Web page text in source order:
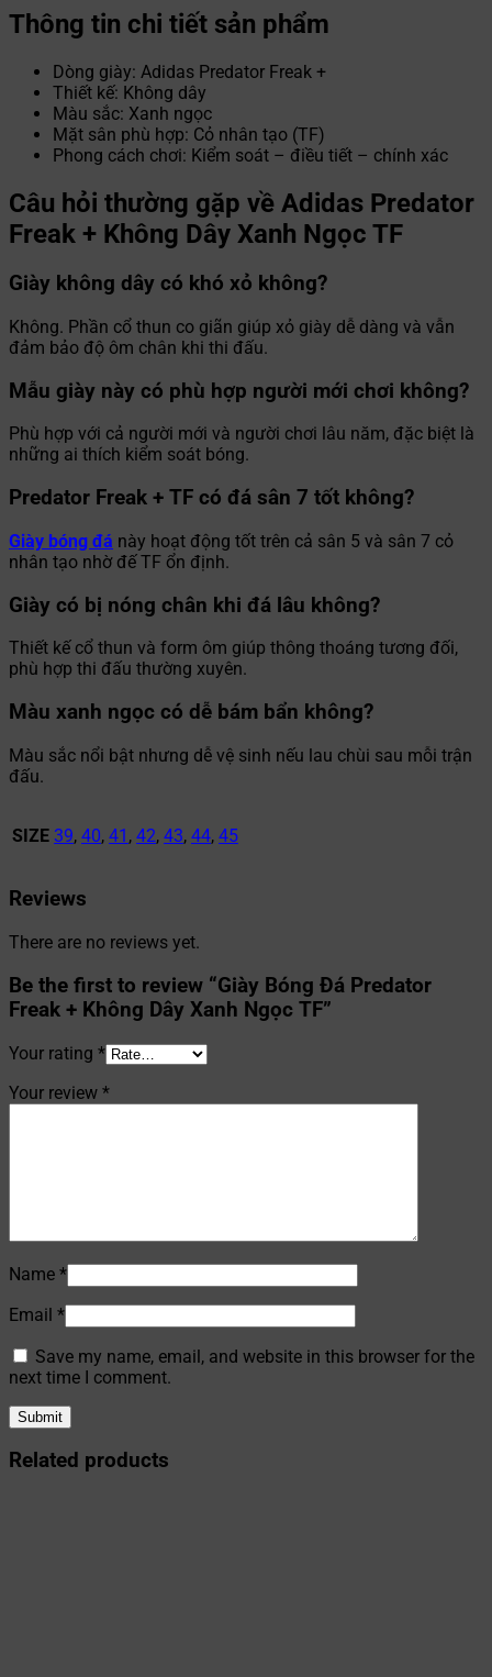
Thông tin chi tiết sản phẩm
Dòng giày: Adidas Predator Freak +
Thiết kế: Không dây
Màu sắc: Xanh ngọc
Mặt sân phù hợp: Cỏ nhân tạo (TF)
Phong cách chơi: Kiểm soát – điều tiết – chính xác
Câu hỏi thường gặp về Adidas Predator
Freak + Không Dây Xanh Ngọc TF
Giày không dây có khó xỏ không?
Không. Phần cổ thun co giãn giúp xỏ giày dễ dàng và vẫn
đảm bảo độ ôm chân khi thi đấu.
Mẫu giày này có phù hợp người mới chơi không?
Phù hợp với cả người mới và người chơi lâu năm, đặc biệt là
những ai thích kiểm soát bóng.
Predator Freak + TF có đá sân 7 tốt không?
Giày bóng đá này hoạt động tốt trên cả sân 5 và sân 7 cỏ
nhân tạo nhờ đế TF ổn định.
Giày có bị nóng chân khi đá lâu không?
Thiết kế cổ thun và form ôm giúp thông thoáng tương đối,
phù hợp thi đấu thường xuyên.
Màu xanh ngọc có dễ bám bẩn không?
Màu sắc nổi bật nhưng dễ vệ sinh nếu lau chùi sau mỗi trận
đấu.
SIZE 39, 40, 41 , 42, 43, 44, 45
Reviews
There are no reviews yet.
Be the first to review “Giày Bóng Đá Predator
Freak + Không Dây Xanh Ngọc TF”
Your rating *
Your review *
Name *
Email *
Save my name, email, and website in this browser for the
next time I comment.
Related products